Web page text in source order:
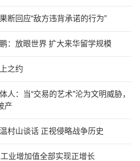
断回应“敌方违背承诺的行为”
：放眼世界 扩大来华留学规模
之约
人：当“交易的艺术”沦为文明威胁，
产
村山谈话 正视侵略战争历史
业增加值全部实现正增长